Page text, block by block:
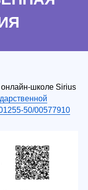
онлайн-школе Sirius
50/00577910